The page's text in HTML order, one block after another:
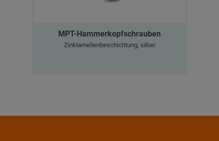
MPT-Hammerkopfschrauben
Zinklamellenbeschichtung, silber